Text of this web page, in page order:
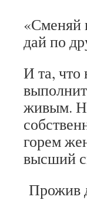
«Сменяй
дай по
И та, что
живым.
горем
высший
Прожив